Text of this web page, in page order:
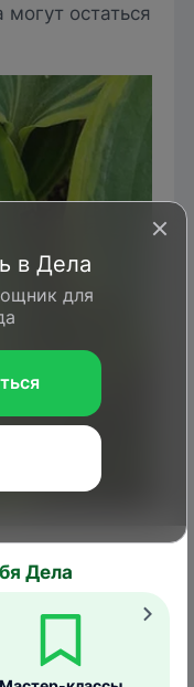
остаться
(например,
в Дела
для
Дела